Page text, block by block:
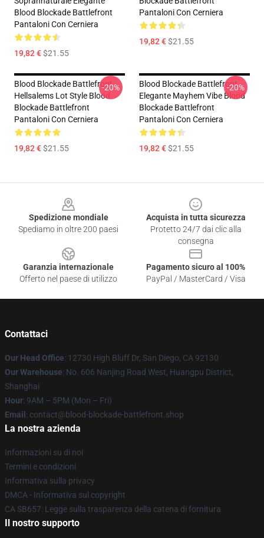
Blood Blockade Battlefront
Pantaloni Con Cerniera
19,82 €$21.55
Pantaloni Con Cerniera
19,82 €$21.55
Blood Blockade Battlefront
Hellsalems Lot Style Blood
Blockade Battlefront
Pantaloni Con Cerniera
19,82 €$21.55
-20%
Blood Blockade Battlefront
Elegante Mayhem Vibe Blood
Blockade Battlefront
Pantaloni Con Cerniera
19,82 €$21.55
-20%
Spedizione mondiale
Spediamo in oltre 200 paesi
Acquista in tutta sicurezza
Protetto 24/7 dai clic alla
consegna
Garanzia internazionale
Offerto nel paese di utilizzo
Pagamento sicuro al 100%
PayPal / MasterCard / Visa
Contattaci
Our Head Office: 12730 High Bluff Dr, San Diego, CA 92130
Our Warehouse: No. 606 Nanjing Road West, Huangpu District,
Shanghai
Hour: 9AM – 5PM (Mon – Fri)
Email : contact@blood-blockade-battlefront.shop
La nostra azienda
Informazioni su di noi
Termini e condizioni
Informativa sulla privacy
DMCA - Informativa sul copyright
CA SB657: Legge sulla trasparenza della catena di fornitura
Il nostro supporto